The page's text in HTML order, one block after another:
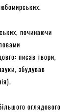
починаючи
писав твори,
збудував
оглядового